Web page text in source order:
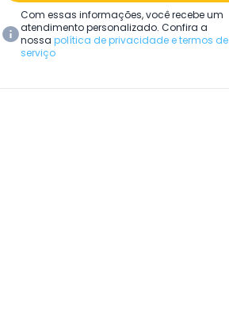
Com essas informações, você recebe um
atendimento personalizado. Confira a
nossa política de privacidade e termos de
serviço